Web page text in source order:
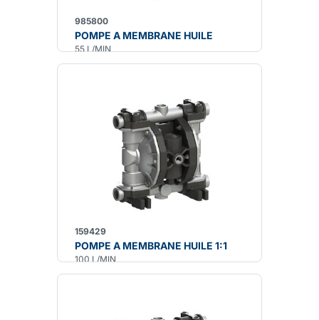
985800
POMPE A MEMBRANE HUILE
55 L/MIN
159429
POMPE A MEMBRANE HUILE 1:1
100 L/MIN